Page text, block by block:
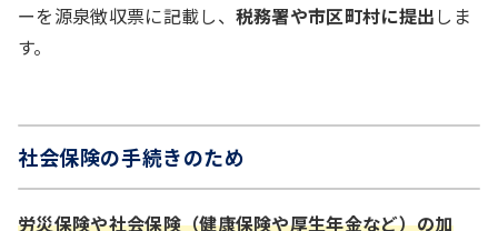
ーを源泉徴収票に記載し、 税務署や市区町村に提出しま
す。
社会保険の手続きのため
労災保険や社会保険（健康保険や厚生年金など）の加